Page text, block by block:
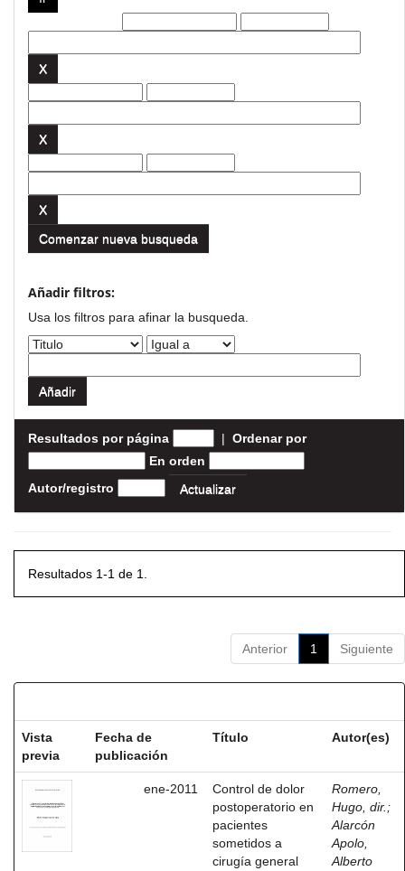
Comenzar nueva busqueda
Añadir filtros:
Usa los filtros para afinar la busqueda.
Resultados por página | Ordenar por
En orden
Autor/registro
Resultados 1-1 de 1.
Anterior 1 Siguiente
Vista
previa
Fecha de
publicación
Título Autor(es)
ene-2011
Control de dolor
postoperatorio en
pacientes
sometidos a
cirugía general
Romero,
Hugo, dir. ;
Alarcón
Apolo,
Alberto